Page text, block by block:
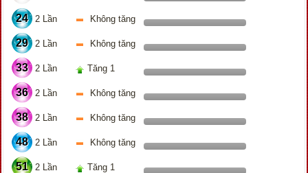
24 2 Lần Không tăng
29 2 Lần Không tăng
33 2 Lần Tăng 1
36 2 Lần Không tăng
38 2 Lần Không tăng
48 2 Lần Không tăng
51 2 Lần Tăng 1